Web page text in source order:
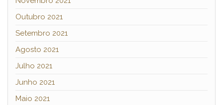
Outubro 2021
Setembro 2021
Agosto 2021
Julho 2021
Junho 2021
Maio 2021